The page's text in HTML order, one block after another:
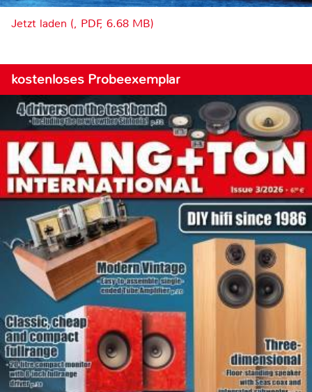
Jetzt laden (, PDF, 6.68 MB)
kostenloses Probeexemplar